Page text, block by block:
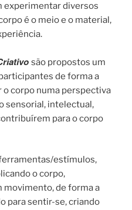
experimentar diversos
é o meio e o material,
são propostos um
de forma a
ocorpo numa perspectiva
sensorial, intelectual,
para ocorpo
estímulos,
ocorpo,
movimento, de forma a
para sentir-se, criando